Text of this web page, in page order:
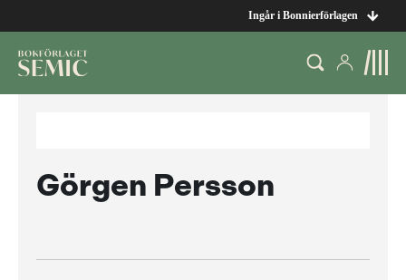
Ingår i Bonnierförlagen
Görgen Persson